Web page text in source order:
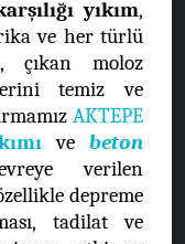
yıkım,
ve her türlü
çıkan moloz
temiz ve
AKTEPE
vebeton
verilen
depreme
tadilat ve